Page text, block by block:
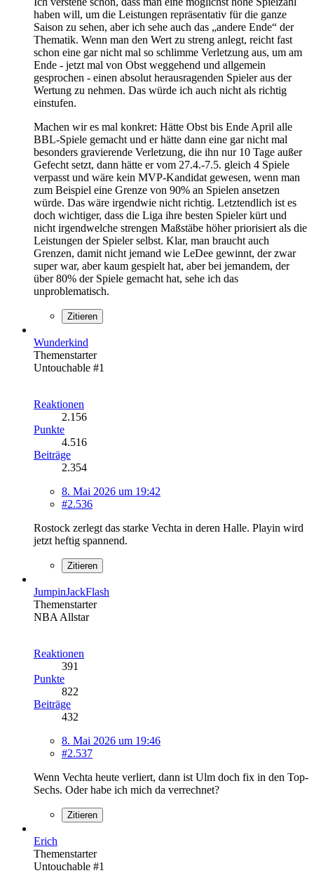
haben will, um die Leistungen repräsentativ für die ganze
Saison zu sehen, aber ich sehe auch das „andere Ende“ der
Thematik. Wenn man den Wert zu streng anlegt, reicht fast
schon eine gar nicht mal so schlimme Verletzung aus, um am
Ende - jetzt mal von Obst weggehend und allgemein
gesprochen - einen absolut herausragenden Spieler aus der
Wertung zu nehmen. Das würde ich auch nicht als richtig
einstufen.
Machen wir es mal konkret: Hätte Obst bis Ende April alle
BBL-Spiele gemacht und er hätte dann eine gar nicht mal
besonders gravierende Verletzung, die ihn nur 10 Tage außer
Gefecht setzt, dann hätte er vom 27.4.-7.5. gleich 4 Spiele
verpasst und wäre kein MVP-Kandidat gewesen, wenn man
zum Beispiel eine Grenze von 90% an Spielen ansetzen
würde. Das wäre irgendwie nicht richtig. Letztendlich ist es
doch wichtiger, dass die Liga ihre besten Spieler kürt und
nicht irgendwelche strengen Maßstäbe höher priorisiert als die
Leistungen der Spieler selbst. Klar, man braucht auch
Grenzen, damit nicht jemand wie LeDee gewinnt, der zwar
super war, aber kaum gespielt hat, aber bei jemandem, der
über 80% der Spiele gemacht hat, sehe ich das
unproblematisch.
Zitieren
Wunderkind
Themenstarter
Untouchable #1
Reaktionen
2.156
Punkte
4.516
Beiträge
2.354
8. Mai 2026 um 19:42
#2.536
Rostock zerlegt das starke Vechta in deren Halle. Playin wird
jetzt heftig spannend.
Zitieren
JumpinJackFlash
Themenstarter
NBA Allstar
Reaktionen
391
Punkte
822
Beiträge
432
8. Mai 2026 um 19:46
#2.537
Wenn Vechta heute verliert, dann ist Ulm doch fix in den Top-
Sechs. Oder habe ich mich da verrechnet?
Zitieren
Erich
Themenstarter
Untouchable #1